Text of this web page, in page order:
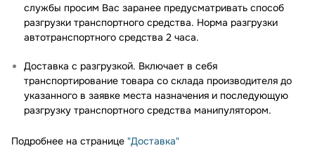
службы просим Вас заранее предусматривать способ
разгрузки транспортного средства. Норма разгрузки
автотранспортного средства 2 часа.
Доставка с разгрузкой. Включает в себя
транспортирование товара со склада производителя до
указанного в заявке места назначения и последующую
разгрузку транспортного средства манипулятором.
Подробнее на странице "Доставка"